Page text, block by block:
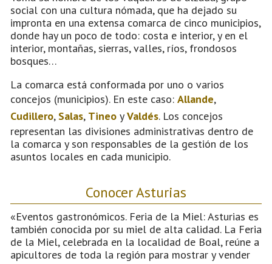
social con una cultura nómada, que ha dejado su
impronta en una extensa comarca de cinco municipios,
donde hay un poco de todo: costa e interior, y en el
interior, montañas, sierras, valles, ríos, frondosos
bosques…
La comarca está conformada por uno o varios
concejos (municipios). En este caso: Allande,
Cudillero, Salas, Tineo yValdés. Los concejos
representan las divisiones administrativas dentro de
la comarca y son responsables de la gestión de los
asuntos locales en cada municipio.
Conocer Asturias
«Eventos gastronómicos. Feria de la Miel: Asturias es
también conocida por su miel de alta calidad. La Feria
de la Miel, celebrada en la localidad de Boal, reúne a
apicultores de toda la región para mostrar y vender